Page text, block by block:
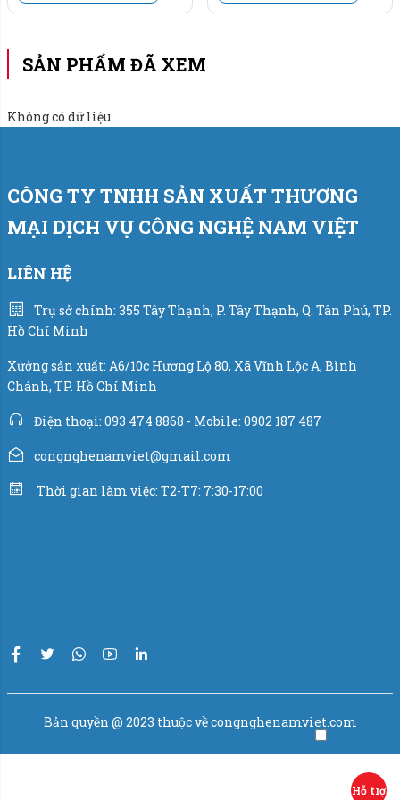
SẢN PHẨM ĐÃ XEM
Không có dữ liệu
CÔNG TY TNHH SẢN XUẤT THƯƠNG
MẠI DỊCH VỤ CÔNG NGHỆ NAM VIỆT
LIÊN HỆ
Trụ sở chính: 355 Tây Thạnh, P. Tây Thạnh, Q. Tân Phú, TP.
Hồ Chí Minh
Xưởng sản xuất: A6/10c Hương Lộ 80, Xã Vĩnh Lộc A, Bình
Chánh, TP. Hồ Chí Minh
Điện thoại: 093 474 8868 - Mobile: 0902 187 487
congnghenamviet@gmail.com
Thời gian làm việc: T2-T7: 7:30-17:00
Bản quyền @ 2023 thuộc về congnghenamviet.com
Hỗ trợ